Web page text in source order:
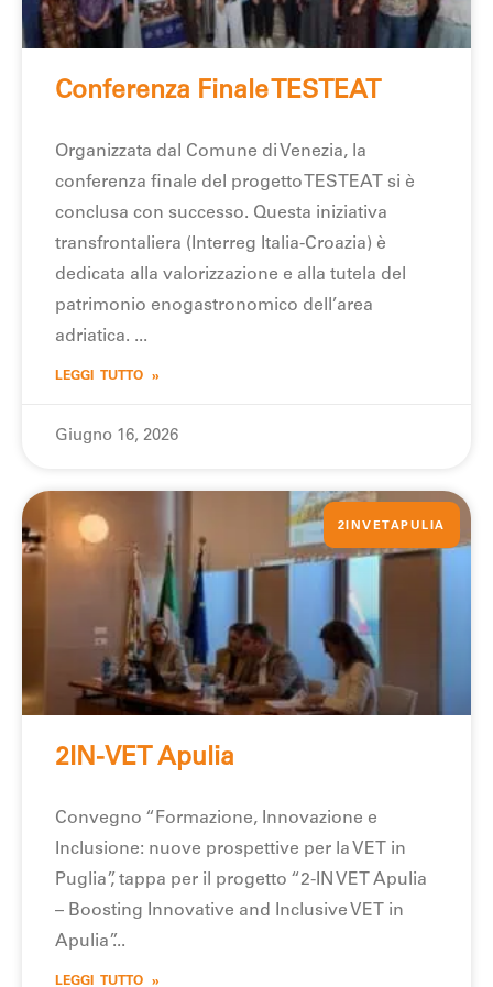
Conferenza Finale TESTEAT
Organizzata dal Comune di Venezia, la
conferenza finale del progetto TESTEAT si è
conclusa con successo. Questa iniziativa
transfrontaliera (Interreg Italia-Croazia) è
dedicata alla valorizzazione e alla tutela del
patrimonio enogastronomico dell’area
adriatica.
LEGGI TUTTO »
Giugno 16, 2026
2INVETAPULIA
2IN-VET Apulia
Convegno “Formazione, Innovazione e
Inclusione: nuove prospettive per la VET in
Puglia”, tappa per il progetto “2-IN VET Apulia
– Boosting Innovative and Inclusive VET in
Apulia”
LEGGI TUTTO »